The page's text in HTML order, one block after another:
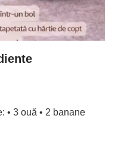
• 3 ouă • 2 banane